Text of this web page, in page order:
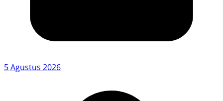
5 Agustus 2026